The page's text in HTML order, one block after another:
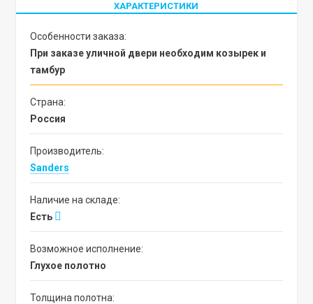
ХАРАКТЕРИСТИКИ
Особенности заказа:
При заказе уличной двери необходим козырек и
тамбур
Страна:
Россия
Производитель:
Sanders
Наличие на складе:
Есть
Возможное исполнение:
Глухое полотно
Толщина полотна: